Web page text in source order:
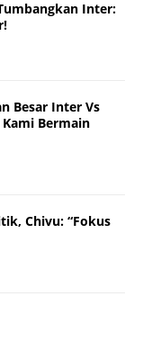
Inter:
Besar Inter Vs
Bermain
Chivu: “Fokus